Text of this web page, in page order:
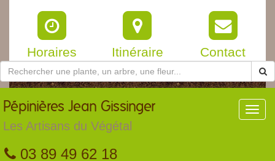
Horaires Itinéraire Contact
Pépinières Jean Gissinger
Les Artisans du Végétal
03 89 49 62 18